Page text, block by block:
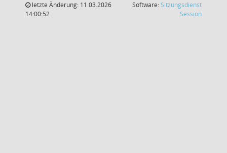
letzte Änderung: 11.03.2026
14:00:52
Software:Sitzungsdienst
Session(Wird in